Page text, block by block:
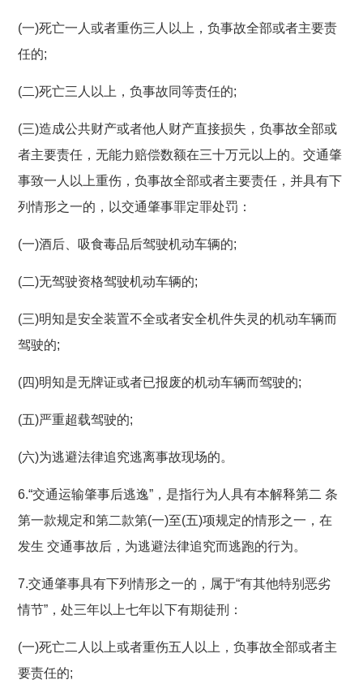
(一)死亡一人或者重伤三人以上，负事故全部或者主要责
任的;
(二)死亡三人以上，负事故同等责任的;
(三)造成公共财产或者他人财产直接损失，负事故全部或
者主要责任，无能力赔偿数额在三十万元以上的。交通肇
事致一人以上重伤，负事故全部或者主要责任，并具有下
列情形之一的，以交通肇事罪定罪处罚：
(一)酒后、吸食毒品后驾驶机动车辆的;
(二)无驾驶资格驾驶机动车辆的;
(三)明知是安全装置不全或者安全机件失灵的机动车辆而
驾驶的;
(四)明知是无牌证或者已报废的机动车辆而驾驶的;
(五)严重超载驾驶的;
(六)为逃避法律追究逃离事故现场的。
6.“交通运输肇事后逃逸”，是指行为人具有本解释第二 条
第一款规定和第二款第(一)至(五)项规定的情形之一，在
发生 交通事故后，为逃避法律追究而逃跑的行为。
7.交通肇事具有下列情形之一的，属于“有其他特别恶劣
情节”，处三年以上七年以下有期徒刑：
(一)死亡二人以上或者重伤五人以上，负事故全部或者主
要责任的;